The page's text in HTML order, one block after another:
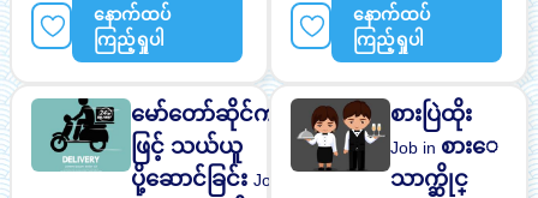
နောက်ထပ်
ကြည့်ရှုပါ
အမျိုးသမီး ပို၍လိုလားသည်
အမျိုးသား ပို၍လိုလားသည်
နောက်ထပ်
ကြည့်ရှုပါ
မော်တော်ဆိုင်ကယ်
ဖြင့် သယ်ယူ
ပို့ဆောင်ခြင်းJob in
စားပြဲထိုး
Job in စားေ
သာက္ဆိုင္